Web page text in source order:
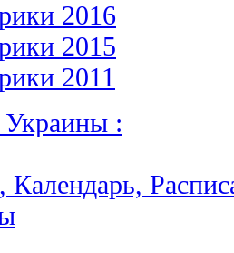
2016
2015
2011
:
Календарь,